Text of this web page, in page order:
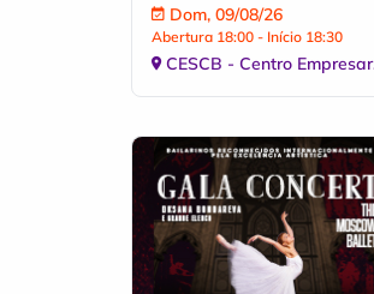
Dom, 09/08/26
Abertura 18:00 - Início 18:30
CESCB - Centro Empresarial Socia